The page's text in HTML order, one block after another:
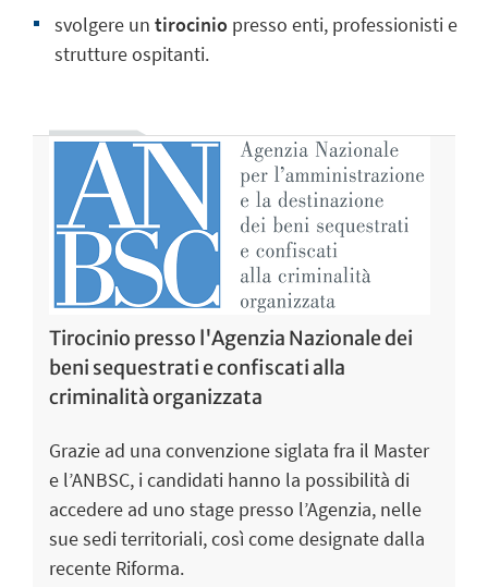
svolgere un tirocinio presso enti, professionisti e
strutture ospitanti.
Tirocinio presso l'Agenzia Nazionale dei
beni sequestrati e confiscati alla
criminalità organizzata
Grazie ad una convenzione siglata fra il Master
e l’ANBSC, i candidati hanno la possibilità di
accedere ad uno stage presso l’Agenzia, nelle
sue sedi territoriali, così come designate dalla
recente Riforma.